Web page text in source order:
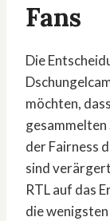
Fans
Die
möchten,
der Fairness
sind
RTL auf das
die